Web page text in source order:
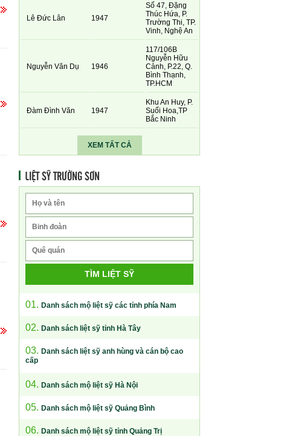
Lê Đức Lân 1947
Số 47, Đặng
Thúc Hứa, P.
Trường Thi, TP.
Vinh, Nghệ An
Nguyễn Văn Dụ 1946
117/106B
Nguyễn Hữu
Cảnh, P.22, Q.
Bình Thạnh,
TP.HCM
Đàm Đình Văn 1947
Khu An Huy, P.
Suối Hoa,TP
Bắc Ninh
XEM TẤT CẢ
LIỆT SỸ TRƯỜNG SƠN
TÌM LIỆT SỸ
01. Danh sách mộ liệt sỹ các tỉnh phía Nam
02. Danh sách liệt sỹ tỉnh Hà Tây
03. Danh sách liệt sỹ anh hùng và cán bộ cao
cấp
04. Danh sách mộ liệt sỹ Hà Nội
05. Danh sách mộ liệt sỹ Quảng Bình
06. Danh sách mộ liệt sỹ tỉnh Quảng Trị